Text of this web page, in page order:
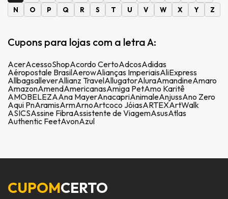
N
O P Q R S T U V W X Y Z
Cupons para lojas com a letra A:
AcerAcessoShopAcordo CertoAdcosAdidas
Aéropostale BrasilAerowAlianças ImperiaisAliExpress
AllbagsalleverAllianz TravelAllugatorAluraAmandineAmaro
AmazonAmendAmericanasAmiga PetAmo Karitê
AMOBELEZAAna MayerAnacapriAnimaleAnjussAno Zero
Aqui PnAramisArmArnoArtcoco JóiasARTEXArtWalk
ASICSAssine FibraAssistente de ViagemAsusAtlas
Authentic FeetAvonAzul
CUPOMCERTO